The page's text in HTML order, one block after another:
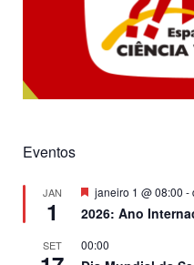
Eventos
JAN
1
Destacado
janeiro 1 @ 08:00 -
2026: Ano
SET 00:00